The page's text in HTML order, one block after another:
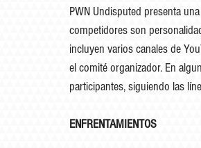
PWN Undisputed presenta
competidores son
incluyen varios canales de
el comité organizador. En
participantes, siguiendo las
ENFRENTAMIENTOS